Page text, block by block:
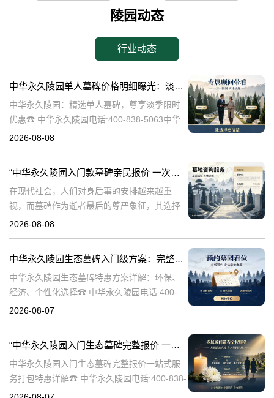
陵园动态
行业动态
中华永久陵园单人墓碑价格明细曝光：淡季下单立省数千，限时优惠深度解析
中华永久陵园：精选单人墓碑，尊享淡季限时
优惠☎ 中华永久陵园电话:400-838-5063中华
永久陵园，作为国内知名的陵园品牌，始终以
2026-08-08
“中华永久陵园入门款墓碑亲民报价 一次性付清享折上折：超值优惠与便捷选择的完美结合”
在现代社会，人们对身后事的安排越来越重
视，而墓碑作为逝者最后的尊严象征，其选择
与设计也变得尤为重要。中华永久陵园作为中
和
2026-08-08
中华永久陵园生态墓碑入门级方案：完整报价与一站式服务打包特惠解析
中华永久陵园生态墓碑特惠方案详解：环保、
经济、个性化选择☎ 中华永久陵园电话:400-
838-5063随着人们对身后事的关注度提升，选
2026-08-07
“中华永久陵园入门生态墓碑完整报价 一站式服务打包特惠详解”
中华永久陵园入门生态墓碑完整报价一站式服
务打包特惠详解☎ 中华永久陵园电话:400-838-
5063中华永久陵园作为国内知名的陵园之一，